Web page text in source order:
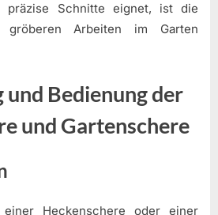
präzise Schnitte eignet, ist die
gröberen Arbeiten im Garten
und Bedienung der
und Gartenschere
Heckenschere oder einer